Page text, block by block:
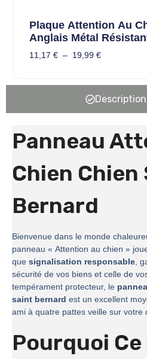
Plaque Attention Au
Anglais Métal
11,17 € – 19,99 €
Panneau
Chien Chien
Bernard
Bienvenue dans le monde
panneau « Attention au chien »
que signalisation responsable,
sécurité de vos biens et celle de
tempérament protecteur, le
saint bernard est un excellent
ami à quatre pattes veille sur votre
Pourquoi